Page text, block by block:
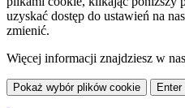
uzyskać dostęp do ustawień na
zmienić.
Więcej informacji znajdziesz w
Pokaż wybór plików cookie